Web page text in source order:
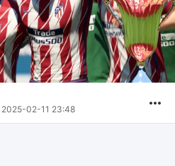
2025-02-11 23:48